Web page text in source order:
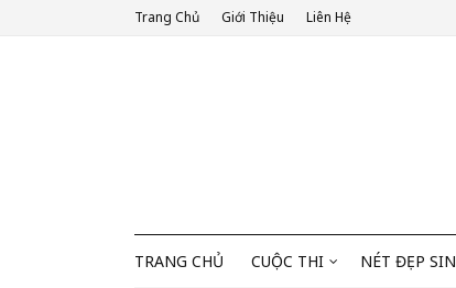
Trang Chủ Giới Thiệu Liên Hệ
TRANG CHỦ CUỘC THI NÉT ĐẸP